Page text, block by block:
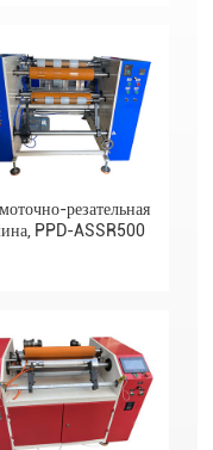
резательная
PPD-ASSR500